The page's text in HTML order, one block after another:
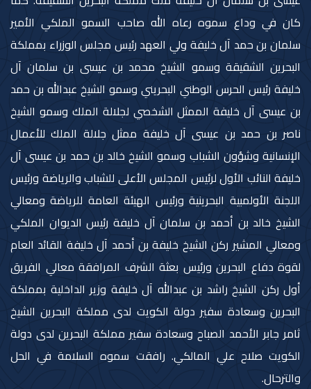
كان في وداع سموه رعاه الله صاحب السمو الملكي الأمير
سلمان بن حمد آل خليفة ولي العهد رئيس مجلس الوزراء بمملكة
البحرين الشقيقة وسمو الشيخ محمد بن عيسى بن سلمان آل
خليفة رئيس الحرس الوطني البحريني وسمو الشيخ عبدالله بن حمد
بن عيسى آل خليفة الممثل الشخصي لجلالة الملك وسمو الشيخ
ناصر بن حمد بن عيسى آل خليفة ممثل جلالة الملك للأعمال
الإنسانية وشؤون الشباب وسمو الشيخ خالد بن حمد بن عيسى آل
خليفة النائب الأول لرئيس المجلس الأعلى للشباب والرياضة ورئيس
اللجنة الأولمبية البحرينية ورئيس الهيئة العامة للرياضة ومعالي
الشيخ خالد بن أحمد بن سلمان آل خليفة رئيس الديوان الملكي
ومعالي المشير ركن الشيخ خليفة بن أحمد آل خليفة القائد العام
لقوة دفاع البحرين ورئيس بعثة الشرف المرافقة معالي الفريق
أول ركن الشيخ راشد بن عبدالله آل خليفة وزير الداخلية بمملكة
البحرين وسعادة سفير دولة الكويت لدى مملكة البحرين الشيخ
ثامر جابر الأحمد الصباح وسعادة سفير مملكة البحرين لدى دولة
الكويت صلاح علي المالكي. رافقت سموه السلامة في الحل
والترحال.